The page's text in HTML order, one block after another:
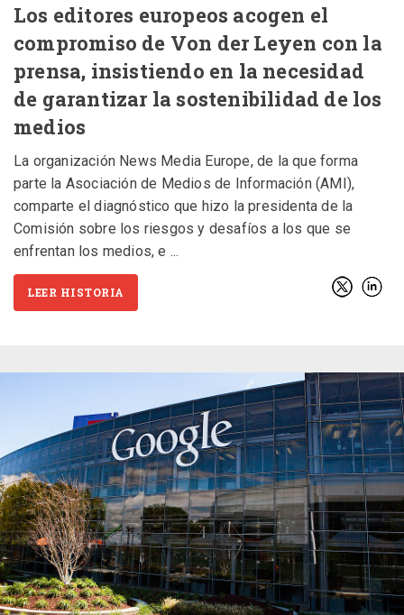
Los editores europeos acogen el
compromiso de Von der Leyen con la
prensa, insistiendo en la necesidad
de garantizar la sostenibilidad de los
medios
La organización News Media Europe, de la que forma
parte la Asociación de Medios de Información (AMI),
comparte el diagnóstico que hizo la presidenta de la
Comisión sobre los riesgos y desafíos a los que se
enfrentan los medios, e
LEER HISTORIA